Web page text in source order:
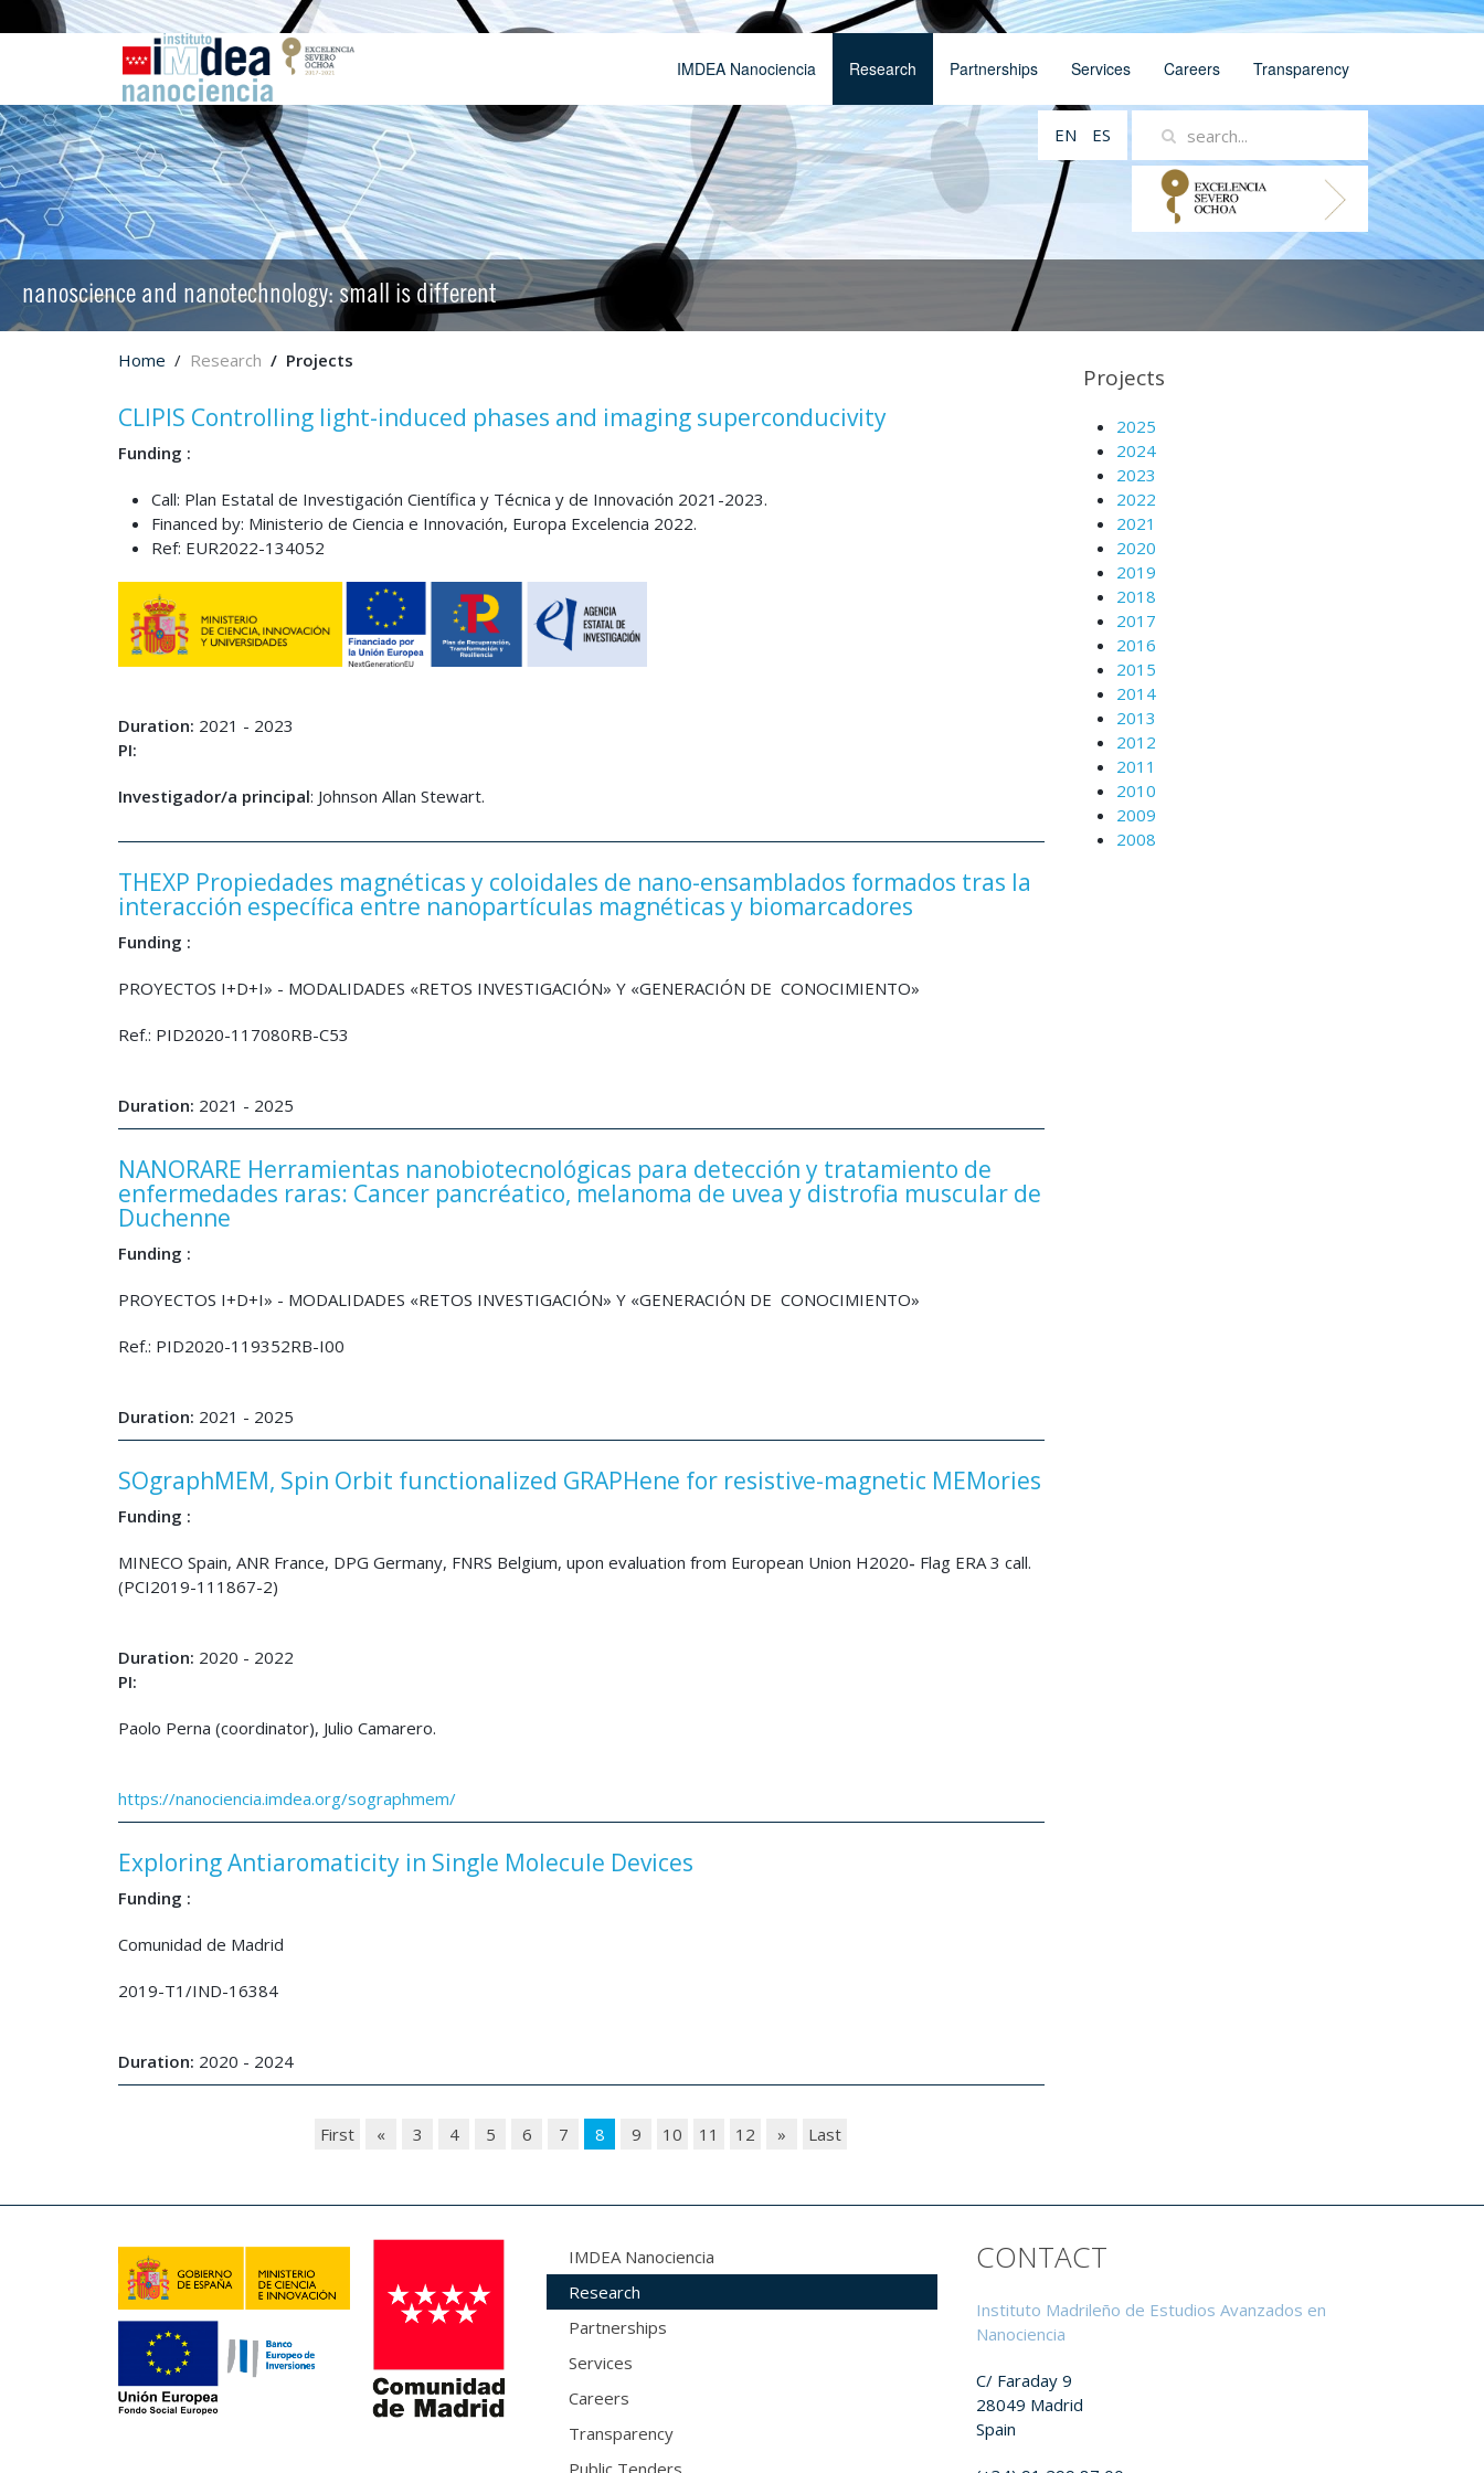
IMDEA Nanociencia Research Partnerships Services Careers Transparency
EN ES
nanoscience and nanotechnology: small is different
Home Research Projects
CLIPIS Controlling light-induced phases and imaging superconducivity
Funding :
Call: Plan Estatal de Investigación Científica y Técnica y de Innovación 2021-2023.
Financed by: Ministerio de Ciencia e Innovación, Europa Excelencia 2022.
Ref: EUR2022-134052
Duration: 2021 - 2023
PI:
Investigador/a principal: Johnson Allan Stewart.
THEXP Propiedades magnéticas y coloidales de nano-ensamblados formados tras la
interacción específica entre nanopartículas magnéticas y biomarcadores
Funding :
PROYECTOS I+D+I» - MODALIDADES «RETOS INVESTIGACIÓN» Y «GENERACIÓN DE CONOCIMIENTO»
Ref.: PID2020-117080RB-C53
Duration: 2021 - 2025
NANORARE Herramientas nanobiotecnológicas para detección y tratamiento de
enfermedades raras: Cancer pancréatico, melanoma de uvea y distrofia muscular de
Duchenne
Funding :
PROYECTOS I+D+I» - MODALIDADES «RETOS INVESTIGACIÓN» Y «GENERACIÓN DE CONOCIMIENTO»
Ref.: PID2020-119352RB-I00
Duration: 2021 - 2025
SOgraphMEM, Spin Orbit functionalized GRAPHene for resistive-magnetic MEMories
Funding :
MINECO Spain, ANR France, DPG Germany, FNRS Belgium, upon evaluation from European Union H2020- Flag ERA 3 call.
(PCI2019-111867-2)
Duration: 2020 - 2022
PI:
Paolo Perna (coordinator), Julio Camarero.
https://nanociencia.imdea.org/sographmem/
Exploring Antiaromaticity in Single Molecule Devices
Funding :
Comunidad de Madrid
2019-T1/IND-16384
Duration: 2020 - 2024
First « 3 4 5 6 7 8 9 10 11 12 » Last
Projects
2025
2024
2023
2022
2021
2020
2019
2018
2017
2016
2015
2014
2013
2012
2011
2010
2009
2008
IMDEA Nanociencia
Research
Partnerships
Services
Careers
Transparency
Public Tenders
CONTACT
Instituto Madrileño de Estudios Avanzados en
Nanociencia
C/ Faraday 9
28049 Madrid
Spain